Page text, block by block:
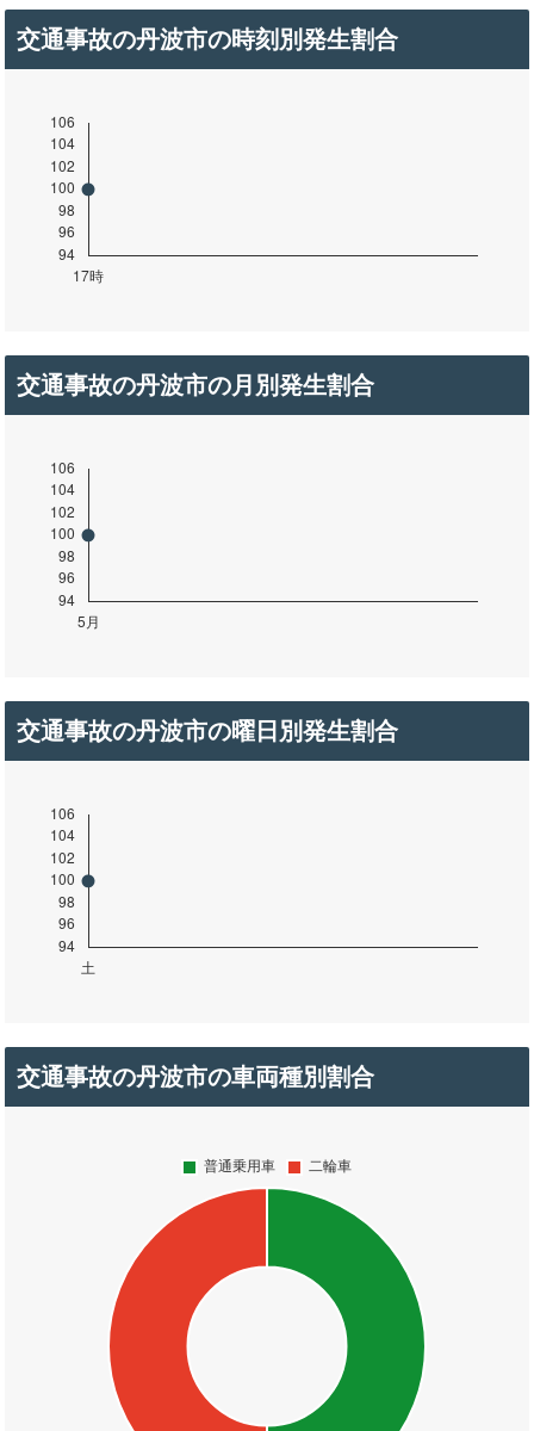
交通事故の丹波市の時刻別発生割合
交通事故の丹波市の月別発生割合
交通事故の丹波市の曜日別発生割合
交通事故の丹波市の車両種別割合